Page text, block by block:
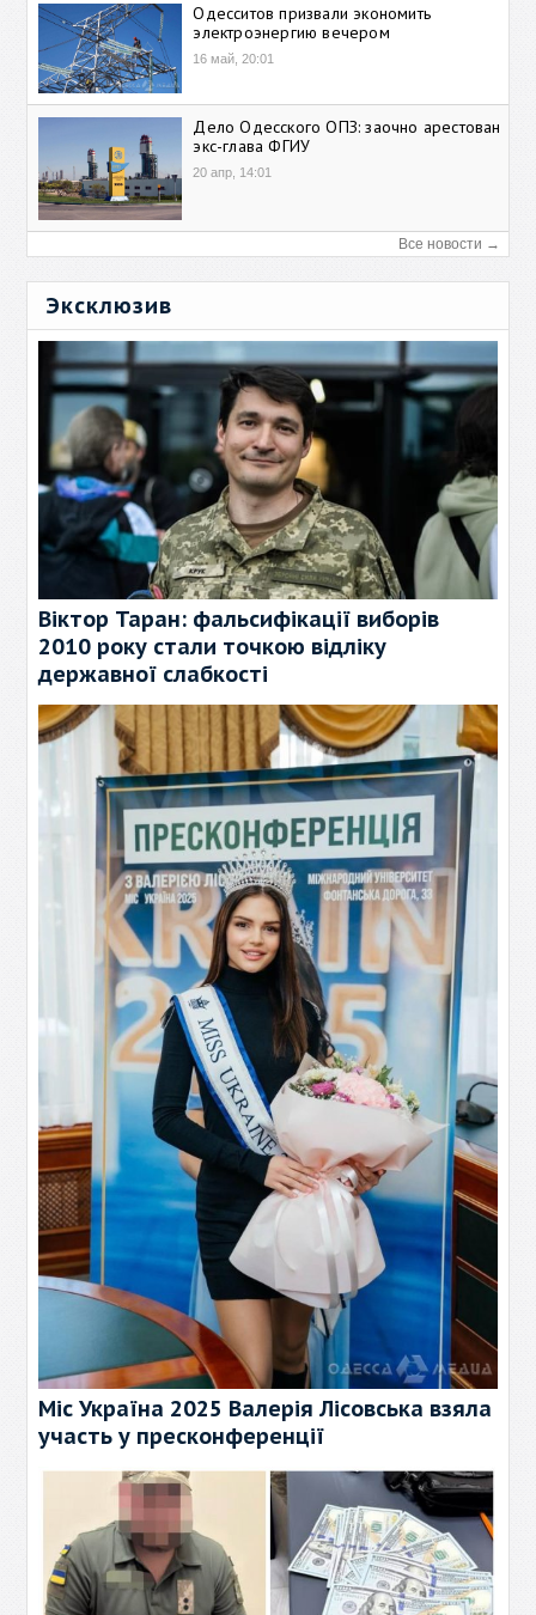
Одесситов призвали экономить
электроэнергию вечером
16 май, 20:01
Дело Одесского ОПЗ: заочно арестован
экс-глава ФГИУ
20 апр, 14:01
Все новости →
Эксклюзив
Віктор Таран: фальсифікації виборів
2010 року стали точкою відліку
державної слабкості
Міс Україна 2025 Валерія Лісовська взяла
участь у пресконференції